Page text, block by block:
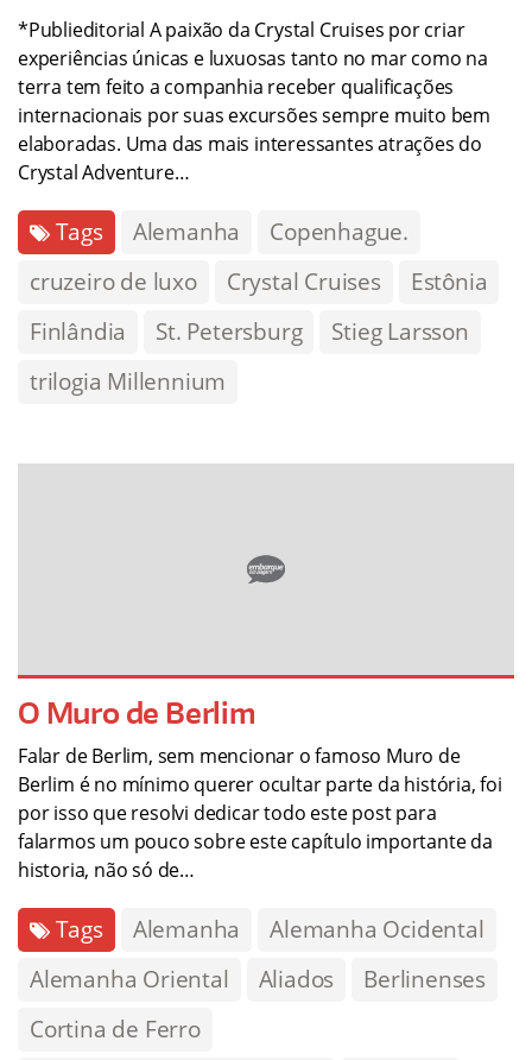
*Publieditorial A paixão da Crystal Cruises por criar
experiências únicas e luxuosas tanto no mar como na
terra tem feito a companhia receber qualificações
internacionais por suas excursões sempre muito bem
elaboradas. Uma das mais interessantes atrações do
Crystal Adventure…
Tags Alemanha
Copenhague.
cruzeiro de luxo
Crystal Cruises
Estônia
Finlândia
St. Petersburg
Stieg Larsson
trilogia Millennium
O Muro de Berlim
Falar de Berlim, sem mencionar o famoso Muro de
Berlim é no mínimo querer ocultar parte da história, foi
por isso que resolvi dedicar todo este post para
falarmos um pouco sobre este capítulo importante da
historia, não só de…
Tags Alemanha
Alemanha Ocidental
Alemanha Oriental
Aliados
Berlinenses
Cortina de Ferro